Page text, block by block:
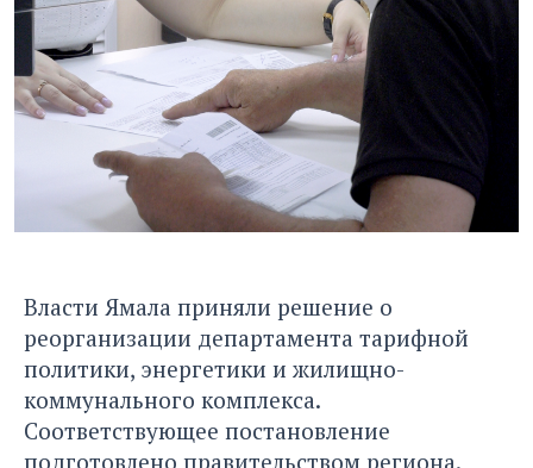
Власти Ямала приняли решение о
реорганизации департамента тарифной
политики, энергетики и жилищно-
коммунального комплекса.
Соответствующее постановление
подготовлено правительством региона.